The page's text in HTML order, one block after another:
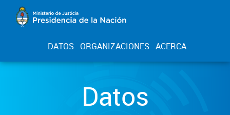
DATOS ORGANIZACIONES ACERCA
Datos